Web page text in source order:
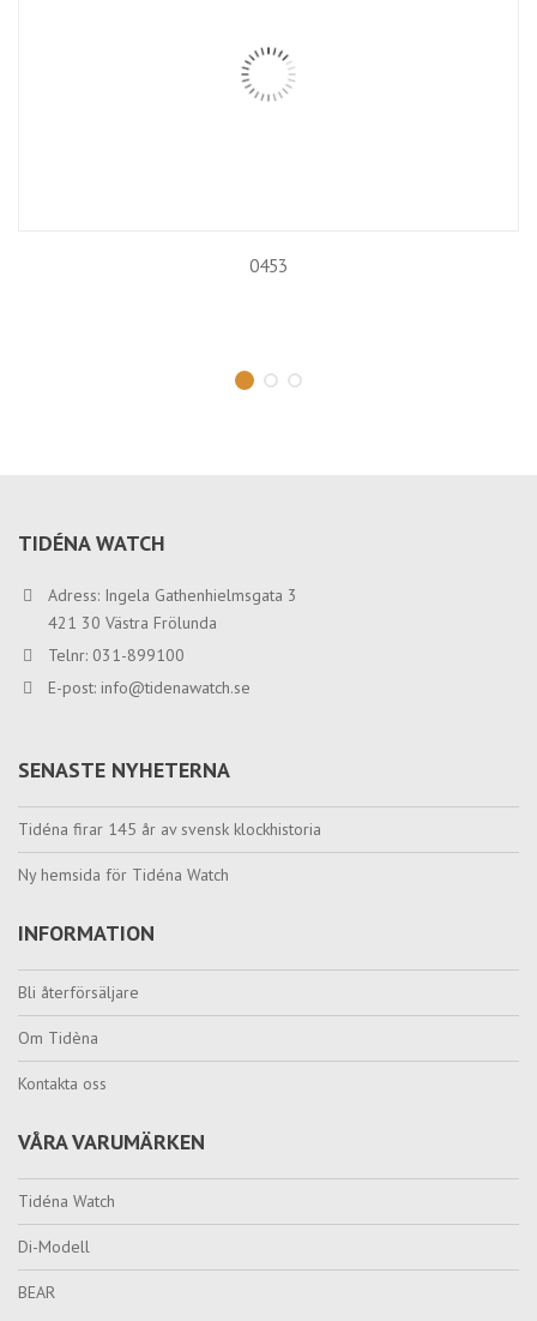
0453
TIDÉNA WATCH
Adress: Ingela Gathenhielmsgata 3
421 30 Västra Frölunda
Telnr: 031-899100
E-post: info@tidenawatch.se
SENASTE NYHETERNA
Tidéna firar 145 år av svensk klockhistoria
Ny hemsida för Tidéna Watch
INFORMATION
Bli återförsäljare
Om Tidèna
Kontakta oss
VÅRA VARUMÄRKEN
Tidéna Watch
Di-Modell
BEAR